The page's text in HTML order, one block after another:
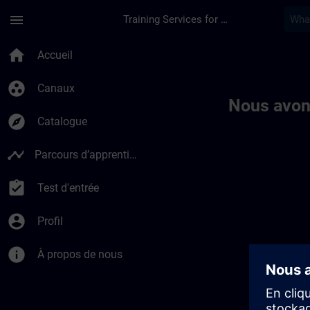
menu Training Services for Digital Industries
home Accueil
group_work Canaux
explore Catalogue
timeline Parcours d’apprentissage
assignment_turned_in Test d'entrée
account_circle Profil
info À propos de nous
Nous